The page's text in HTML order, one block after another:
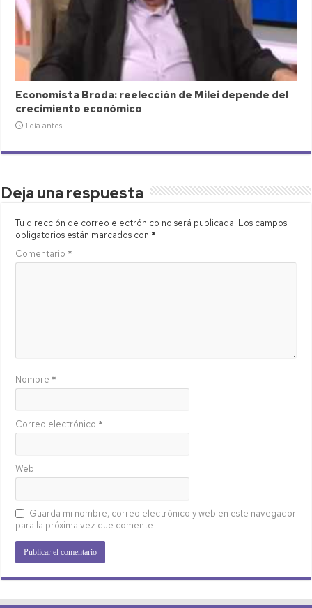
Economista Broda: reelección de Milei depende del
crecimiento económico
1 día antes
Deja una respuesta
Tu dirección de correo electrónico no será publicada. Los campos
obligatorios están marcados con *
Comentario *
Nombre *
Correo electrónico *
Web
Guarda mi nombre, correo electrónico y web en este navegador
para la próxima vez que comente.